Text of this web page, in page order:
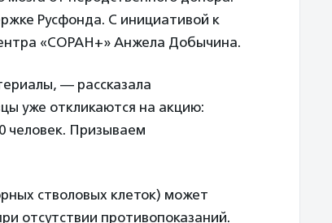
Русфонда. С инициативой к
«СОРАН+» Анжела Добычина.
— рассказала
уже откликаются на акцию:
человек. Призываем
стволовых клеток) может
отсутствии противопоказаний.